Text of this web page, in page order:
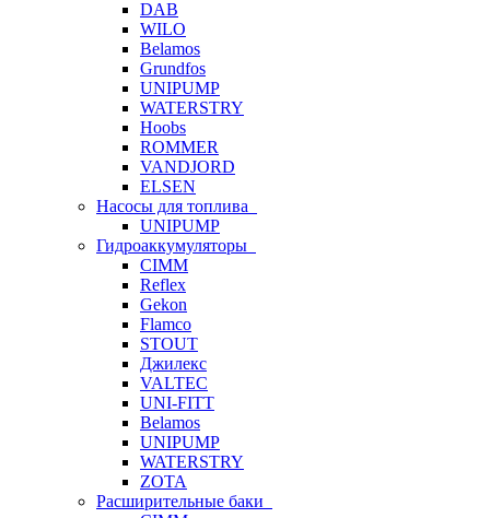
DAB
WILO
Belamos
Grundfos
UNIPUMP
WATERSTRY
Hoobs
ROMMER
VANDJORD
ELSEN
Насосы для топлива
UNIPUMP
Гидроаккумуляторы
CIMM
Reflex
Gekon
Flamco
STOUT
Джилекс
VALTEC
UNI-FITT
Belamos
UNIPUMP
WATERSTRY
ZOTA
Расширительные баки